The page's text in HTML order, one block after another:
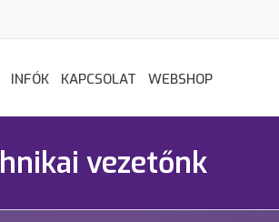
INFÓK KAPCSOLAT WEBSHOP
vezetőnk